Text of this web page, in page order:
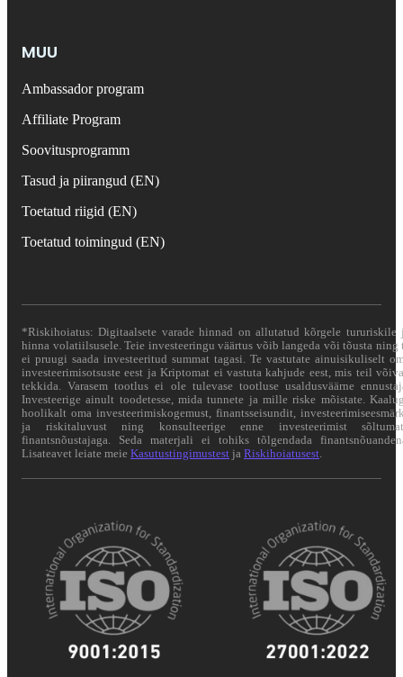
MUU
Ambassador program
Affiliate Program
Soovitusprogramm
Tasud ja piirangud (EN)
Toetatud riigid (EN)
Toetatud toimingud (EN)
*Riskihoiatus: Digitaalsete varade hinnad on allutatud kõrgele tururiskile
hinna volatiilsusele. Teie investeeringu väärtus võib langeda või tõusta ning
ei pruugi saada investeeritud summat tagasi. Te vastutate ainuisikuliselt
investeerimisotsuste eest ja Kriptomat ei vastuta kahjude eest, mis teil
tekkida. Varasem tootlus ei ole tulevase tootluse usaldusväärne
Investeerige ainult toodetesse, mida tunnete ja mille riske mõistate.
hoolikalt oma investeerimiskogemust, finantsseisundit,
ja riskitaluvust ning konsulteerige enne investeerimist
finantsnõustajaga. Seda materjali ei tohiks tõlgendada
Lisateavet leiate meie Kasutustingimustest ja Riskihoiatusest